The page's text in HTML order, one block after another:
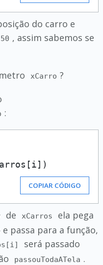
do carro e
, assim sabemos se
xCarro ?
:
COPIAR CÓDIGO
de xCarros
ela pega
passa para a função,
será passado
passouTodaATela .